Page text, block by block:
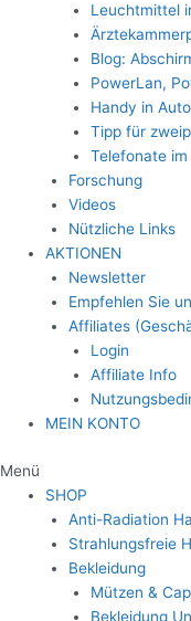
Leuchtmittel
Blog:
PowerLan,
Handy in
Tipp für
Telefonate
Forschung
Videos
Nützliche Links
AKTIONEN
Newsletter
Empfehlen Sie
Affiliates
Login
Affiliate Info
MEIN KONTO
Menü
SHOP
Anti-Radiation
Strahlungsfreie
Bekleidung
Mützen &
Bekleidung